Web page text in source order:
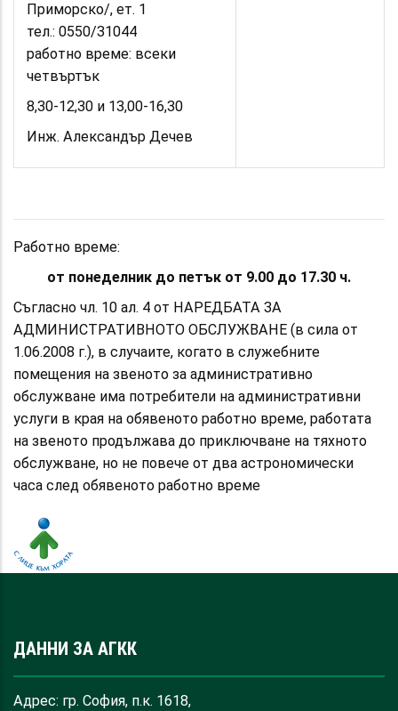
Приморско/, ет. 1
тел.: 0550/31044
работно време: всеки
четвъртък
8,30-12,30 и 13,00-16,30
Инж. Александър Дечев
Работно време:
от понеделник до петък от 9.00 до 17.30 ч.
Съгласно чл. 10 ал. 4 от НАРЕДБАТА ЗА
АДМИНИСТРАТИВНОТО ОБСЛУЖВАНЕ (в сила от
1.06.2008 г.), в случаите, когато в служебните
помещения на звеното за административно
обслужване има потребители на административни
услуги в края на обявеното работно време, работата
на звеното продължава до приключване на тяхното
обслужване, но не повече от два астрономически
часа след обявеното работно време
ДАННИ ЗА АГКК
Адрес: гр. София, п.к. 1618,